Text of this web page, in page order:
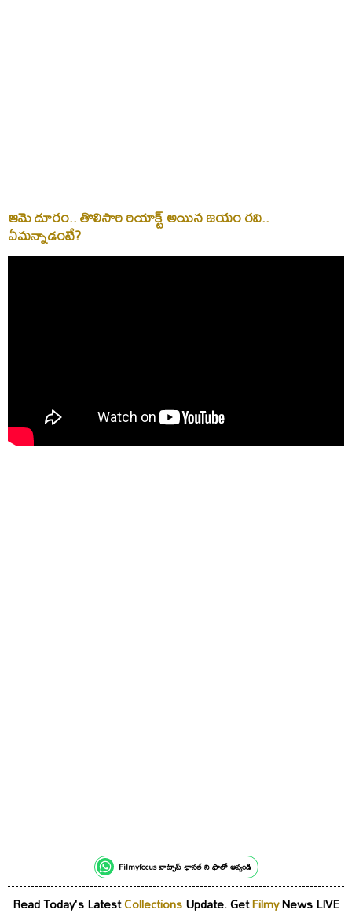
ఆమె దూరం.. తొలిసారి రియాక్ట్ అయిన జయం రవి..
ఏమన్నాడంటే?
Filmyfocus వాట్సాప్ ఛానల్ ని ఫాలో అవ్వండి
Read Today's LatestCollectionsUpdate. GetFilmyNews LIVE